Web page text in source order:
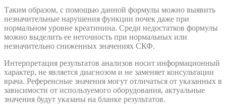
Таким образом, с помощью данной формулы можно выявить
незначительные нарушения функции почек даже при
нормальном уровне креатинина. Среди недостатков формулы
можно выделить ее неточность при нормальных или
незначительно сниженных значениях СКФ.
Интерпретация результатов анализов носит информационный
характер, не является диагнозом и не заменяет консультации
врача. Референсные значения могут отличаться от указанных в
зависимости от используемого оборудования, актуальные
значения будут указаны на бланке результатов.